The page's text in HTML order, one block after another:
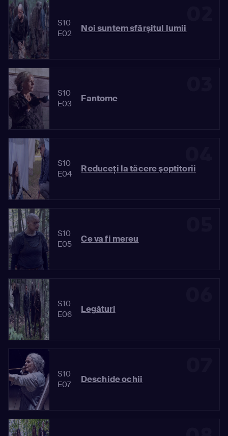
S10
E02
Noi suntem sfârşitul lumii
S10
E03
Fantome
S10
E04
Reduceţi la tăcere şoptitorii
S10
E05
Ce va fi mereu
S10
E06
Legături
S10
E07
Deschide ochii